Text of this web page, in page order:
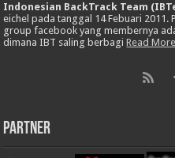
Indonesian BackTrack Team
eichel pada tanggal 14 Febuari 2011.
group facebook yang membernya
dimana IBT saling berbagiRead More
Partner